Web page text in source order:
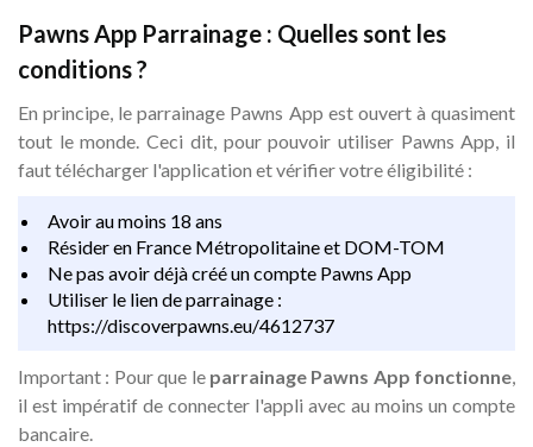
Pawns App Parrainage : Quelles sont les
conditions ?
En principe, le parrainage Pawns App est ouvert à quasiment
tout le monde. Ceci dit, pour pouvoir utiliser Pawns App, il
faut télécharger l'application et vérifier votre éligibilité :
Avoir au moins 18 ans
Résider en France Métropolitaine et DOM-TOM
Ne pas avoir déjà créé un compte Pawns App
Utiliser le lien de parrainage :
https://discoverpawns.eu/4612737
Important : Pour que le parrainage Pawns App fonctionne,
il est impératif de connecter l'appli avec au moins un compte
bancaire.